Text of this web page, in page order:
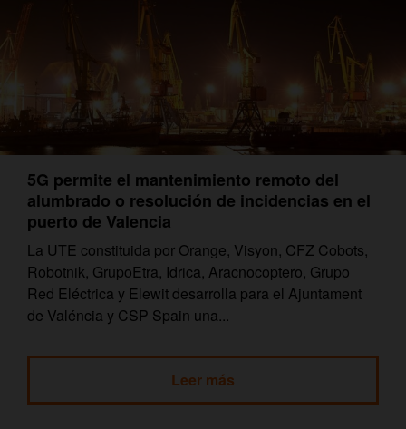
5G permite el mantenimiento remoto del
alumbrado o resolución de incidencias en el
puerto de Valencia
La UTE constituida por Orange, Visyon, CFZ Cobots,
Robotnik, GrupoEtra, Idrica, Aracnocoptero, Grupo
Red Eléctrica y Elewit desarrolla para el Ajuntament
de Valéncia y CSP Spain una...
Leer más